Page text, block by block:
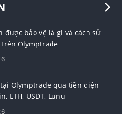
được bảo vệ là gì và cách sử
Olymptrade
Olymptrade qua tiền điện
ETH, USDT, Lunu